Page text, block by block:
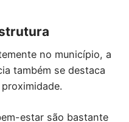
no município, a
também se destaca
estar são bastante